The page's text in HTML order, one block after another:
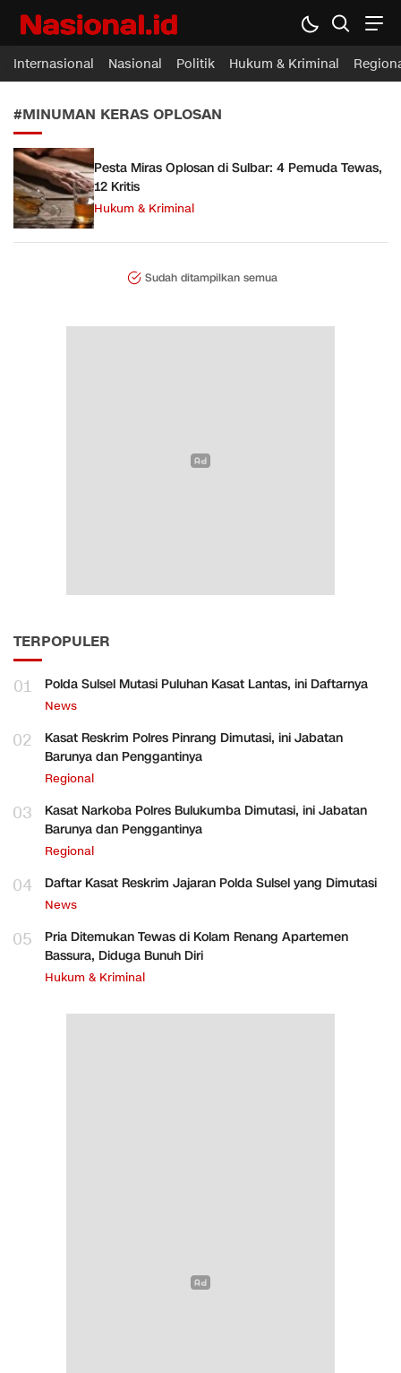
Nasional.id
Membawa Inspirasi Untuk Indonesia
Internasional Nasional Politik Hukum & Kriminal
#MINUMAN KERAS OPLOSAN
Pesta Miras Oplosan di Sulbar: 4 Pemuda Tewas,
12 Kritis
Hukum & Kriminal
Sudah ditampilkan semua
TERPOPULER
01 Polda Sulsel Mutasi Puluhan Kasat Lantas, ini Daftarnya
News
02
Kasat Reskrim Polres Pinrang Dimutasi, ini Jabatan
Barunya dan Penggantinya
Regional
03
Kasat Narkoba Polres Bulukumba Dimutasi, ini Jabatan
Barunya dan Penggantinya
Regional
04 Daftar Kasat Reskrim Jajaran Polda Sulsel yang Dimutasi
News
05
Pria Ditemukan Tewas di Kolam Renang Apartemen
Bassura, Diduga Bunuh Diri
Hukum & Kriminal